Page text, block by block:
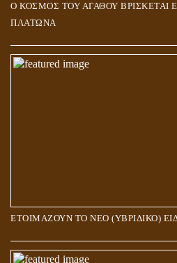
Ο ΚΟΣΜΟΣ ΤΟΥ ΑΓΑΘΟΥ ΒΡΙΣΚΕΤΑΙ
ΠΛΑΤΩΝΑ
ΕΤΟΙΜΑΖΟΥΝ ΤΟ ΝΕΟ (ΥΒΡΙΔΙΚΟ)